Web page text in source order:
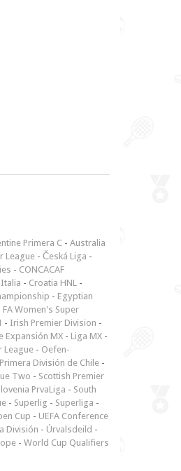
Primera C - Australia
League - Česká Liga -
- CONCACAF
- Croatia HNL -
- Egyptian
FA Women's Super
- Irish Premier Division -
Expansión MX - Liga MX -
League - Oefen-
Primera División de Chile -
Two - Scottish Premier
PrvaLiga - South
- Superlig - Superliga -
Cup - UEFA Conference
División - Úrvalsdeild -
- World Cup Qualifiers